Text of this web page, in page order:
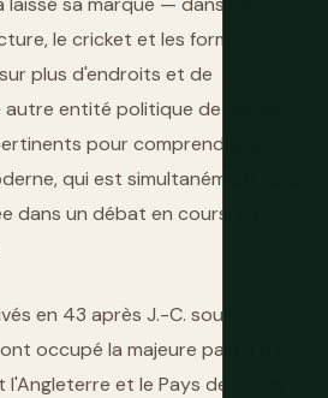
le cricket et les formes
plus d'endroits et de
entité politique de l'histoire.
pour comprendre la
qui est simultanément fière
dans un débat en cours, non
en 43 après J.-C. sous
occupé la majeure partie de
et le Pays de Galles